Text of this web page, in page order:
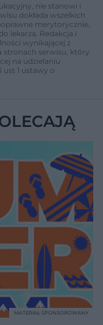
nie stanowi i
dokłada wszelkich
merytorycznie,
lekarza. Redakcja i
wynikającej z
stronach serwisu, który
na udzielaniu
1 ustawy o
MATERIAŁ SPONSOROWANY